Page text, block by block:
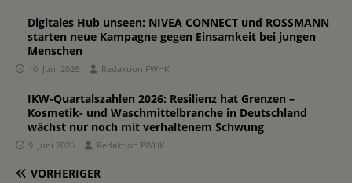
Digitales Hub unseen: NIVEA CONNECT und ROSSMANN
starten neue Kampagne gegen Einsamkeit bei jungen
Menschen
10. Juni 2026 Redaktion FWHK
IKW-Quartalszahlen 2026: Resilienz hat Grenzen –
Kosmetik- und Waschmittelbranche in Deutschland
wächst nur noch mit verhaltenem Schwung
9. Juni 2026 Redaktion FWHK
VORHERIGER